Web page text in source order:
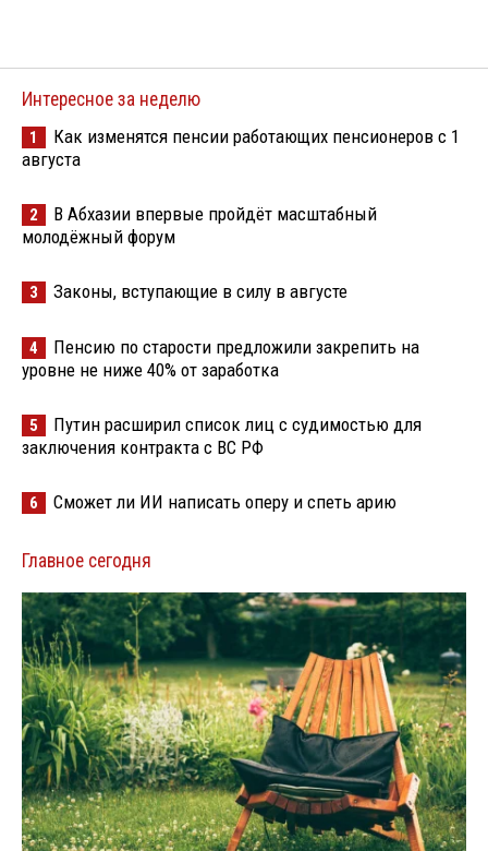
Интересное за неделю
1
Как изменятся пенсии работающих пенсионеров с 1
августа
2
В Абхазии впервые пройдёт масштабный
молодёжный форум
3 Законы, вступающие в силу в августе
4
Пенсию по старости предложили закрепить на
уровне не ниже 40% от заработка
5
Путин расширил список лиц с судимостью для
заключения контракта с ВС РФ
6 Сможет ли ИИ написать оперу и спеть арию
Главное сегодня